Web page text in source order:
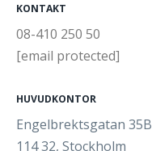
KONTAKT
08-410 250 50
[email protected]
HUVUDKONTOR
Engelbrektsgatan 35B
114 32, Stockholm